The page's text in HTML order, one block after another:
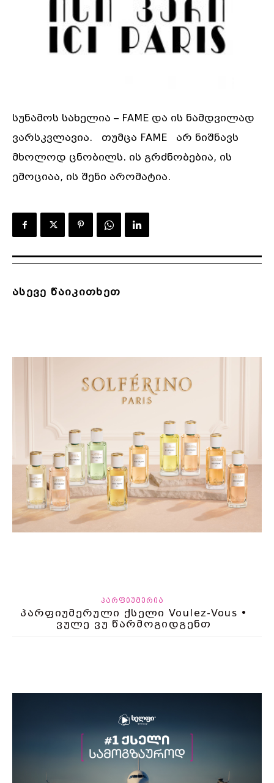
სუნამოს სახელია – FAME და ის ნამდვილად
ვარსკვლავია. თუმცა FAME არ ნიშნავს
მხოლოდ ცნობილს. ის გრძნობებია, ის
ემოციაა, ის შენი არომატია.
ასევე წაიკითხეთ
ᲞᲐᲠᲤᲘᲣᲛᲔᲠᲘᲐ
პარფიუმერული ქსელი Voulez-Vous •
ვულე ვუ წარმოგიდგენთ